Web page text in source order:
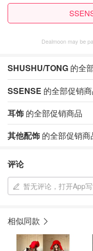
Dealmoon may be
SHUSHU/TONG 的全
SSENSE 的全部促销
耳饰 的全部促销商品
其他配饰 的全部促销商
评论
暂无评论，打开App
相似同款